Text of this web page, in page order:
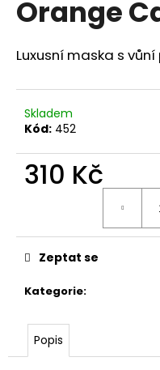
Orange
Luxusní maska s
Skladem
Kód: 452
310 Kč
Kategorie:
Zeptat se
Popis
a
í
t
?
D
p